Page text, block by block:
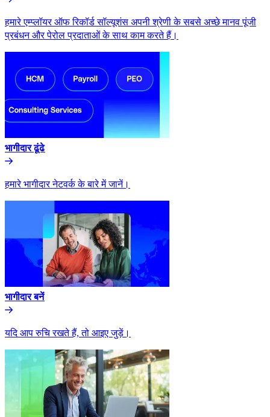
हमारे एम्प्लॉयर ऑफ रिकॉर्ड सॉल्यूशंस अपनी श्रेणी के सबसे अच्छे मानव पूंजी
प्रबंधन और पेरोल प्रदाताओं के साथ काम करते हैं।​​
भागीदार ढूंढे​​
हमारे भागीदार नेटवर्क के बारे में जानें।​​
भागीदार बनें​​
यदि आप रुचि रखते हैं, तो आइए जुड़ें।​​